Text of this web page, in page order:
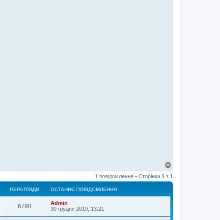
г
о
1 повідомлення • Сторінка 1 з 1
ПЕРЕГЛЯДИ ОСТАННЄ ПОВІДОМЛЕННЯ
6798
Admin
30 грудня 2019, 13:21